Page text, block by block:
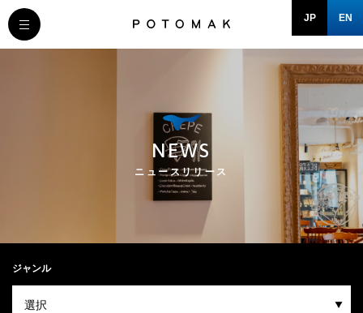
JP EN
MESSAGE
BRAND/SHOP
DOMAIN
NEWS
ニュースリリース
ジャンル